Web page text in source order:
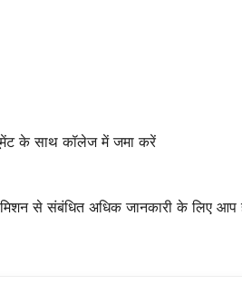
के साथ कॉलेज में जमा करें
से संबंधित अधिक जानकारी के लिए आप